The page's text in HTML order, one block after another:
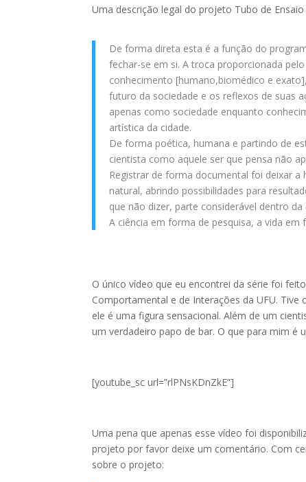
Uma descrição legal do projeto Tubo de
De forma direta esta é a função do
fechar-se em si. A troca proporcionada
conhecimento [humano,biomédico e
futuro da sociedade e os reflexos de suas
apenas como sociedade enquanto
artística da cidade.
De forma poética, humana e partindo de
cientista como aquele ser que pensa não
Registrar de forma documental foi deixar
natural, abrindo possibilidades para
que não dizer, parte considerável dentro
A ciência em forma de pesquisa, a vida
O único vídeo que eu encontrei da série foi
Comportamental e de Interações da UFU.
ele é uma figura sensacional. Além de um
um verdadeiro papo de bar. O que para mim é
[youtube_sc url=”rlPNsKDnZkE”]
Uma pena que apenas esse vídeo foi
projeto por favor deixe um comentário. Com
sobre o projeto: